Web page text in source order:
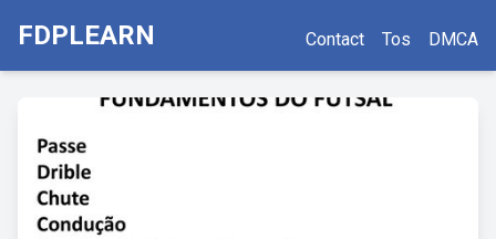
FDPLEARN Contact Tos DMCA